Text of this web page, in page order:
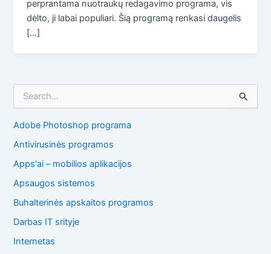
perprantama nuotraukų redagavimo programa, vis
dėlto, ji labai populiari. Šią programą renkasi daugelis
[…]
k
t
i
Adobe Photoshop programa
Antivirusinės programos
Apps'ai – mobilios aplikacijos
Apsaugos sistemos
Buhalterinės apskaitos programos
Darbas IT srityje
Internetas